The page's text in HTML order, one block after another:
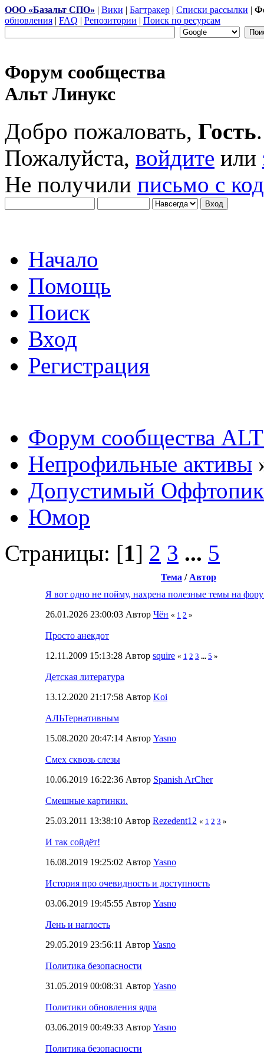
ООО «Базальт СПО» | Вики | Багтракер | Списки рассылки |
обновления | FAQ | Репозитории | Поиск по ресурсам
Форум сообщества
Альт Линукс
Добро пожаловать, Гость.
Пожалуйста, войдите или
Не получили письмо с
Начало
Помощь
Поиск
Вход
Регистрация
Форум сообщества
Непрофильные активы
Допустимый Оффтопик
Юмор
Страницы: [1] 2 3 ... 5
Тема / Автор
Я вот одно не пойму, нахрена полезные темы на
26.01.2026 23:00:03 Автор Чён « 1 2 »
Просто анекдот
12.11.2009 15:13:28 Автор squire « 1 2 3 ... 5 »
Детская литература
13.12.2020 21:17:58 Автор Koi
АЛЬТернативным
15.08.2020 20:47:14 Автор Yasno
Смех сквозь слезы
10.06.2019 16:22:36 Автор Spanish ArCher
Смешные картинки.
25.03.2011 13:38:10 Автор Rezedent12 « 1 2 3 »
И так сойдёт!
16.08.2019 19:25:02 Автор Yasno
История про очевидность и доступность
03.06.2019 19:45:55 Автор Yasno
Лень и наглость
29.05.2019 23:56:11 Автор Yasno
Политика безопасности
31.05.2019 00:08:31 Автор Yasno
Политики обновления ядра
03.06.2019 00:49:33 Автор Yasno
Политика безопасности